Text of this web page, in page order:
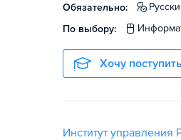
Обязательно:
По выбору:
Хочу поступить
Институт управления